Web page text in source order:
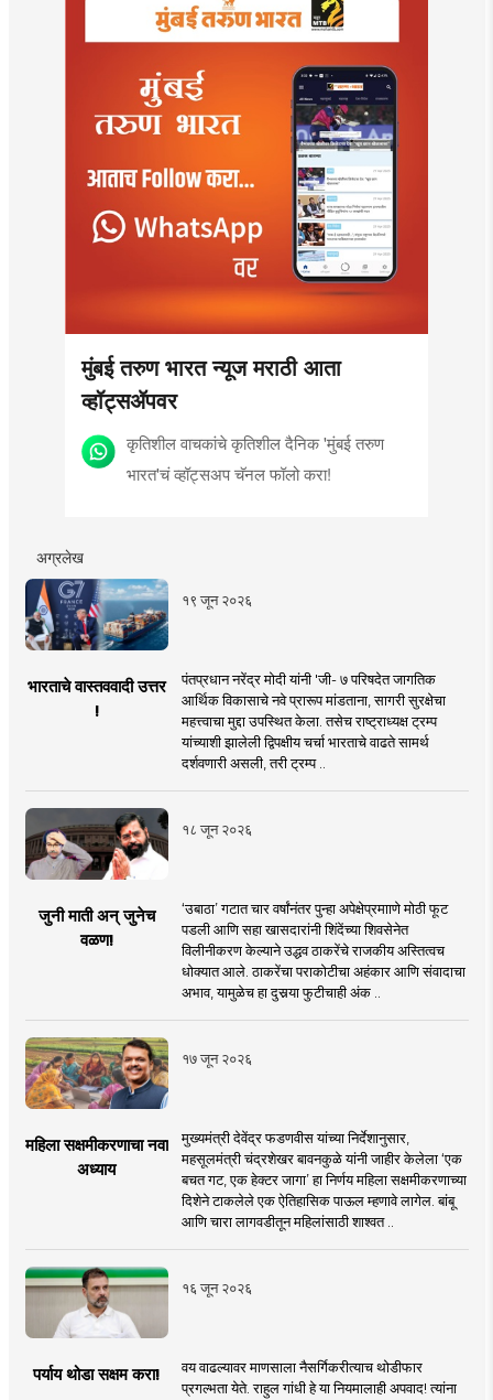
मुंबई तरुण भारत न्यूज मराठी आता
व्हॉट्सॲपवर
कृतिशील वाचकांचे कृतिशील दैनिक 'मुंबई तरुण
भारत'चं व्हॉट्सअप चॅनल फॉलो करा!
अग्रलेख
१९ जून २०२६
भारताचे वास्तववादी उत्तर
!
पंतप्रधान नरेंद्र मोदी यांनी 'जी- ७ परिषदेत जागतिक
आर्थिक विकासाचे नवे प्रारूप मांडताना, सागरी सुरक्षेचा
महत्त्वाचा मुद्दा उपस्थित केला. तसेच राष्ट्राध्यक्ष ट्रम्प
यांच्याशी झालेली द्विपक्षीय चर्चा भारताचे वाढते सामर्थ
दर्शवणारी असली, तरी ट्रम्प ..
१८ जून २०२६
जुनी माती अन् जुनेच
वळण!
‘उबाठा’ गटात चार वर्षांनंतर पुन्हा अपेक्षेप्रमााणे मोठी फूट
पडली आणि सहा खासदारांनी शिंदेंच्या शिवसेनेत
विलीनीकरण केल्याने उद्धव ठाकरेंचे राजकीय अस्तित्वच
धोक्यात आले. ठाकरेंचा पराकोटीचा अहंकार आणि संवादाचा
अभाव, यामुळेच हा दुसर्‍या फुटीचाही अंक ..
१७ जून २०२६
महिला सक्षमीकरणाचा नवा
अध्याय
मुख्यमंत्री देवेंद्र फडणवीस यांच्या निर्देशानुसार,
महसूलमंत्री चंद्रशेखर बावनकुळे यांनी जाहीर केलेला ‘एक
बचत गट, एक हेक्टर जागा’ हा निर्णय महिला सक्षमीकरणाच्या
दिशेने टाकलेले एक ऐतिहासिक पाऊल म्हणावे लागेल. बांबू
आणि चारा लागवडीतून महिलांसाठी शाश्वत ..
१६ जून २०२६
पर्याय थोडा सक्षम करा!
वय वाढल्यावर माणसाला नैसर्गिकरीत्याच थोडीफार
प्रगल्भता येते. राहुल गांधी हे या नियमालाही अपवाद! त्यांना